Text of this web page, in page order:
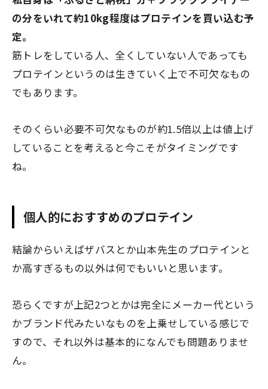
の分をいれて約10kg程度はプロテインを買い込む予
定。
筋トレをしている人、全くしていない人であっても
プロテインというのは生きていく上で不可欠なもの
でもあります。
そのくらい必要不可欠なものが約1.5倍以上は値上げ
していることを考えると今こそがタイミングです
ね。
個人的におすすめのプロテイン
結論からいえばザバスとか山本先生のプロテインと
か高すぎるもの以外は何でもいいと思います。
恐らくですが上記2つとかは完全にメーカー代という
かブランド代みたいなものを上乗せしている感じで
すので、それ以外は基本的になんでも問題ありませ
ん。